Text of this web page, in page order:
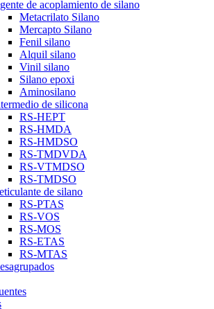
de acoplamiento de silano
Metacrilato Silano
Mercapto Silano
Fenil silano
Alquil silano
Vinil silano
Silano epoxi
Aminosilano
de silicona
RS-HEPT
RS-HMDA
RS-HMDSO
RS-TMDVDA
RS-VTMDSO
RS-TMDSO
de silano
RS-PTAS
RS-VOS
RS-MOS
RS-ETAS
RS-MTAS